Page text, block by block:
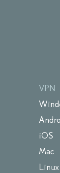
VPN
iOS
Mac
Linux